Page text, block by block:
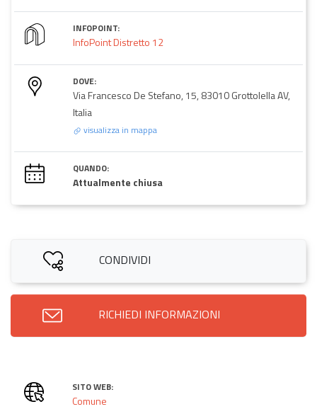
INFOPOINT:
InfoPoint Distretto 12
DOVE:
Via Francesco De Stefano, 15, 83010 Grottolella AV,
Italia
visualizza in mappa
QUANDO:
Attualmente chiusa
CONDIVIDI
RICHIEDI INFORMAZIONI
SITO WEB:
Comune